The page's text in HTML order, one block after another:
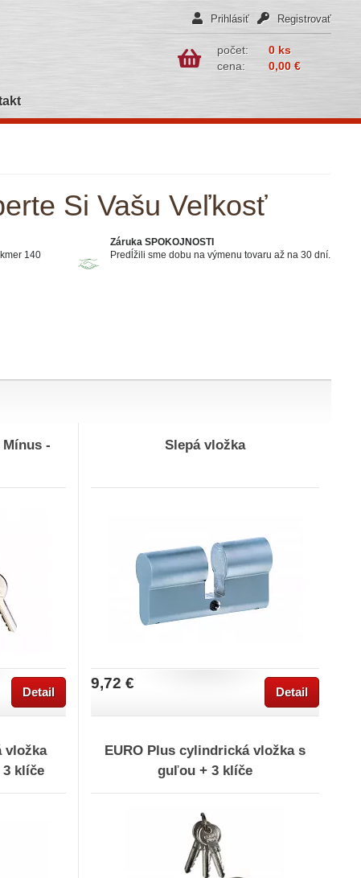
Prihlásiť Registrovať
počet:
0 ks
cena:
0,00 €
Si Vašu Veľkosť
140
Záruka SPOKOJNOSTI
Predĺžili sme dobu na výmenu tovaru až na 30 dní.
Mínus -
Detail
Slepá vložka
9,72 €
Detail
vložka
klíče
EURO Plus cylindrická vložka s
guľou + 3 klíče